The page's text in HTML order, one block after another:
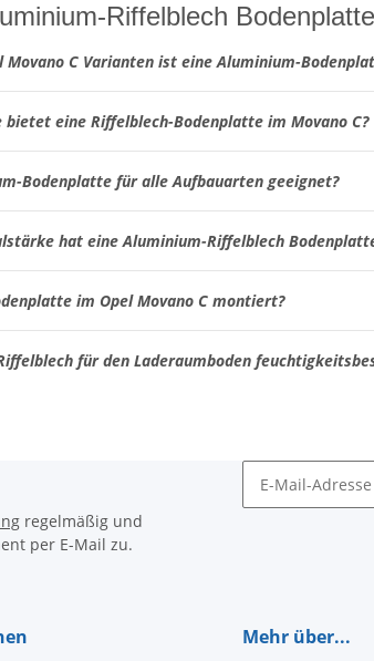
Riffelblech
Movano C Varianten ist eine Aluminium-
bietet eine Riffelblech-Bodenplatte im Movano C?
Bodenplatte für alle Aufbauarten geeignet?
hat eine Aluminium-Riffelblech
im Opel Movano C montiert?
für den Laderaumboden
regelmäßig und
per E-Mail zu.
Mehr über...